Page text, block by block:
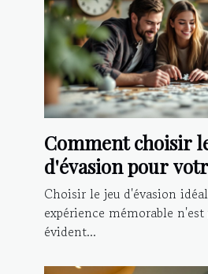
Comment choisir
d'évasion pour
aventure ?
Choisir le jeu d'évasion
expérience mémorable n'est
évident...